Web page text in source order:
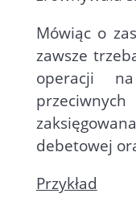
Mówiąc o
zawsze
operacji
debetowej
Przykład